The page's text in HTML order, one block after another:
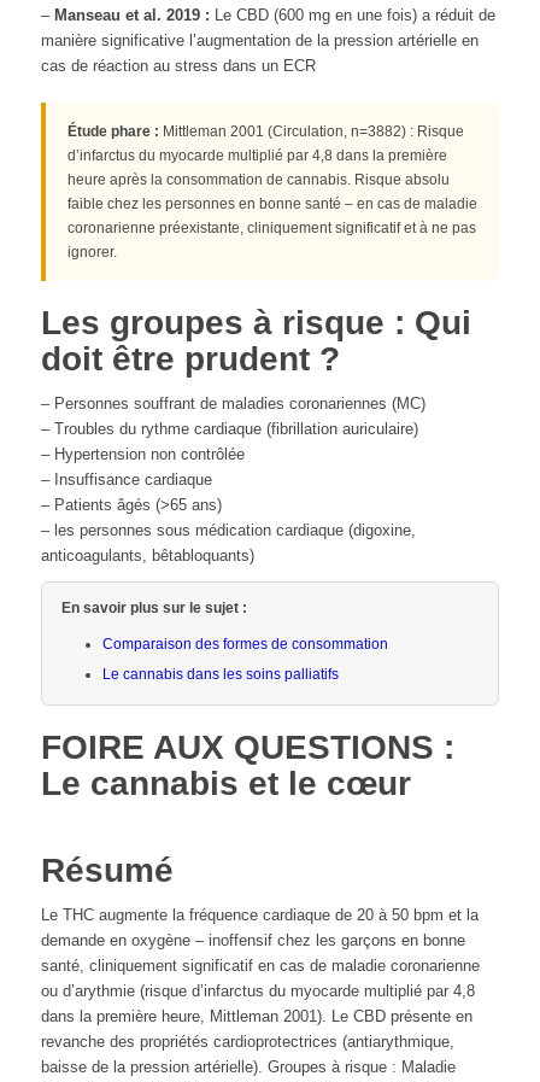
– Manseau et al. 2019 : Le CBD (600 mg en une fois) a réduit de
manière significative l’augmentation de la pression artérielle en
cas de réaction au stress dans un ECR
Étude phare : Mittleman 2001 (Circulation, n=3882) : Risque
d’infarctus du myocarde multiplié par 4,8 dans la première
heure après la consommation de cannabis. Risque absolu
faible chez les personnes en bonne santé – en cas de maladie
coronarienne préexistante, cliniquement significatif et à ne pas
ignorer.
Les groupes à risque : Qui
doit être prudent ?
– Personnes souffrant de maladies coronariennes (MC)
– Troubles du rythme cardiaque (fibrillation auriculaire)
– Hypertension non contrôlée
– Insuffisance cardiaque
– Patients âgés (>65 ans)
– les personnes sous médication cardiaque (digoxine,
anticoagulants, bêtabloquants)
En savoir plus sur le sujet :
Comparaison des formes de consommation
Le cannabis dans les soins palliatifs
FOIRE AUX QUESTIONS :
Le cannabis et le cœur
Résumé
Le THC augmente la fréquence cardiaque de 20 à 50 bpm et la
demande en oxygène – inoffensif chez les garçons en bonne
santé, cliniquement significatif en cas de maladie coronarienne
ou d’arythmie (risque d’infarctus du myocarde multiplié par 4,8
dans la première heure, Mittleman 2001). Le CBD présente en
revanche des propriétés cardioprotectrices (antiarythmique,
baisse de la pression artérielle). Groupes à risque : Maladie